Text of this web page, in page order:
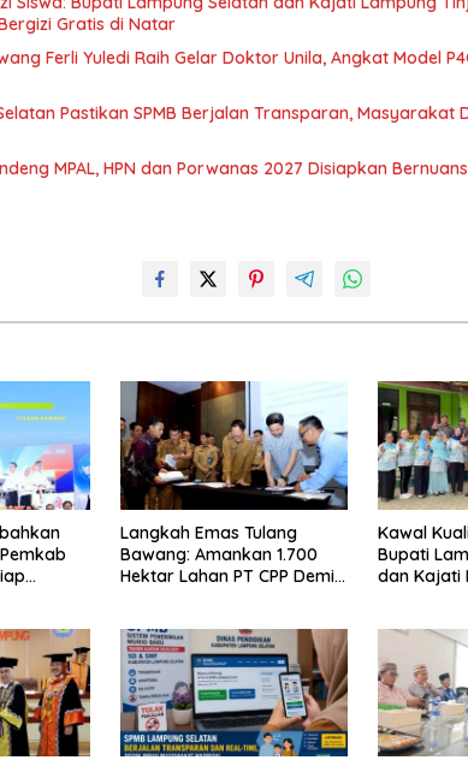
Gratis di Natar
Ferli Yuledi Raih Gelar Doktor Unila, Angkat Model
Pastikan SPMB Berjalan Transparan, Masyarakat
MPAL, HPN dan Porwanas 2027 Disiapkan
Langkah Emas Tulang
Bawang: Amankan 1.700
Hektar Lahan PT CPP Demi
Kawal
Bupati
dan Kajati